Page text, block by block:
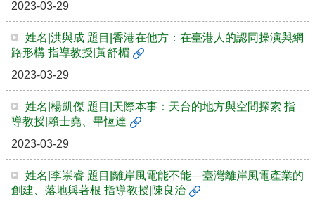
2023-03-29
姓名|洪與成 題目|香港在他方：在臺港人的認同操演與網
路形構 指導教授|黃舒楣
2023-03-29
姓名|楊凱傑 題目|天際本事：天台的地方與空間探索 指
導教授|賴士堯、畢恆達
2023-03-29
姓名|李崇睿 題目|離岸風電能不能—臺灣離岸風電產業的
創建、落地與著根 指導教授|陳良治